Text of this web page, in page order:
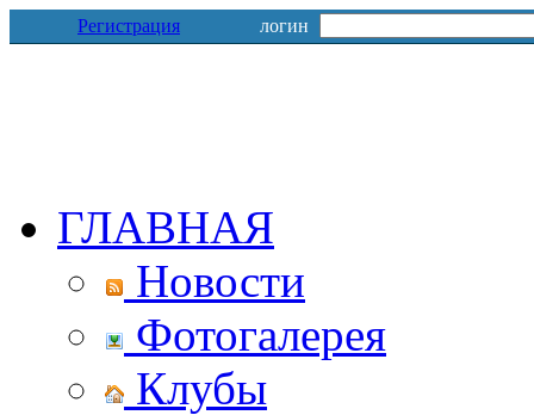
Регистрация логин
ГЛАВНАЯ
Новости
Фотогалерея
Клубы